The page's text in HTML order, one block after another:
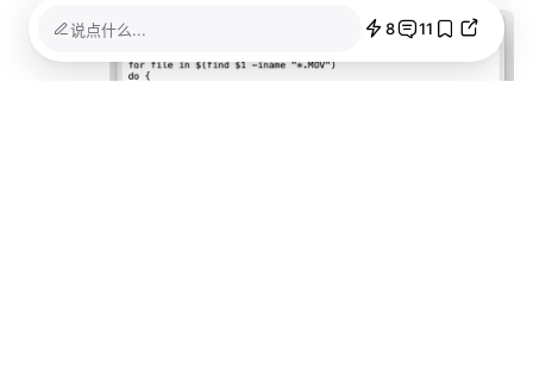
说点什么... 8 11